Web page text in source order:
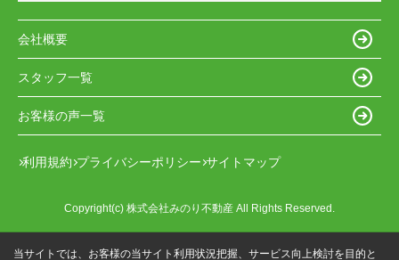
会社概要
スタッフ一覧
お客様の声一覧
利用規約 プライバシーポリシー サイトマップ
Copyright(c) 株式会社みのり不動産 All Rights Reserved.
当サイトでは、お客様の当サイト利用状況把握、サービス向上検討を目的と